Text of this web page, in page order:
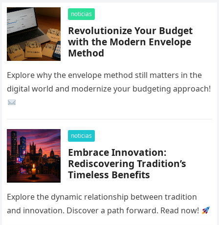
noticias
Revolutionize Your Budget
with the Modern Envelope
Method
Explore why the envelope method still matters in the
digital world and modernize your budgeting approach!
noticias
Embrace Innovation:
Rediscovering Tradition’s
Timeless Benefits
Explore the dynamic relationship between tradition
and innovation. Discover a path forward. Read now!